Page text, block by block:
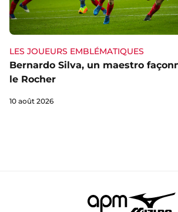
LES JOUEURS EMBLÉMATIQUES
Bernardo Silva, un maestro
le Rocher
10 août 2026